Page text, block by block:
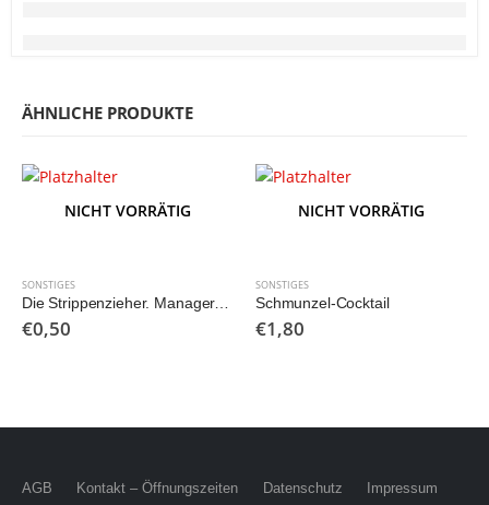
ÄHNLICHE PRODUKTE
NICHT VORRÄTIG
SONSTIGES
Die Strippenzieher. Manager, Minister, Medien – wie Deutschland regiert wird.
€0,50
NICHT VORRÄTIG
SONSTIGES
Schmunzel-Cocktail
€1,80
AGB Kontakt – Öffnungszeiten Datenschutz
Impressum